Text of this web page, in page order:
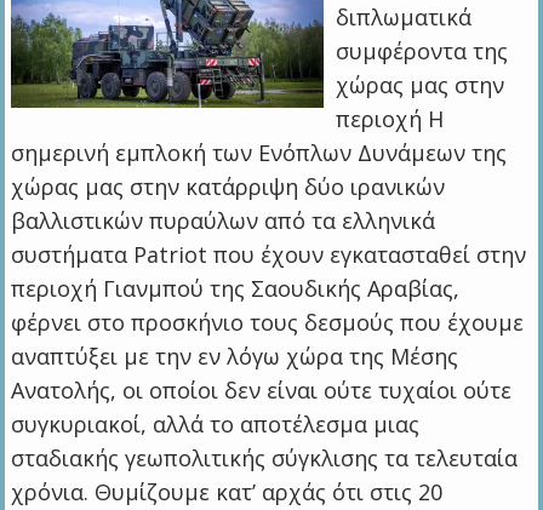
διπλωματικά
συμφέροντα της
χώρας μας στην
περιοχή Η
σημερινή εμπλοκή των Ενόπλων Δυνάμεων της
χώρας μας στην κατάρριψη δύο ιρανικών
βαλλιστικών πυραύλων από τα ελληνικά
συστήματα Patriot που έχουν εγκατασταθεί στην
περιοχή Γιανμπού της Σαουδικής Αραβίας,
φέρνει στο προσκήνιο τους δεσμούς που έχουμε
αναπτύξει με την εν λόγω χώρα της Μέσης
Ανατολής, οι οποίοι δεν είναι ούτε τυχαίοι ούτε
συγκυριακοί, αλλά το αποτέλεσμα μιας
σταδιακής γεωπολιτικής σύγκλισης τα τελευταία
χρόνια. Θυμίζουμε κατ’ αρχάς ότι στις 20